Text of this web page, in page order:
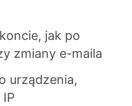
jak po
zmiany e-maila
urządzenia,